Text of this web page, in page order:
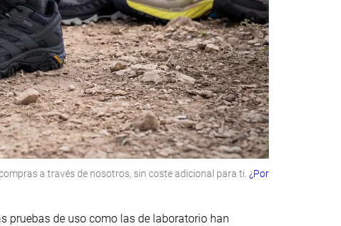
a través de nosotros, sin coste adicional para ti. ¿Por
pruebas de uso como las de laboratorio han